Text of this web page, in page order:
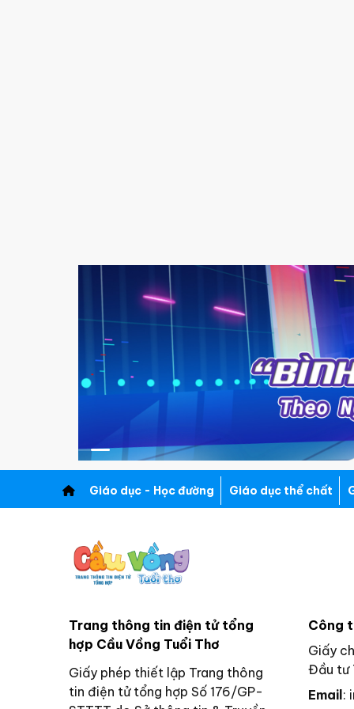
Giáo dục - Học đường Giáo dục thể chất
Trang thông tin điện tử tổng
hợp Cầu Vồng Tuổi Thơ
Giấy phép thiết lập Trang thông
tin điện tử tổng hợp Số 176/GP-
Công
Giấy
Đầu tư
Email :